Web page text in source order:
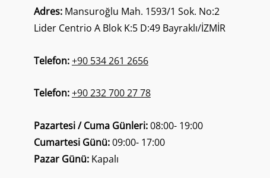
Adres:Mansuroğlu Mah. 1593/1 Sok. No:2
Lider Centrio A Blok K:5 D:49 Bayraklı/İZMİR
Telefon:+90 534 261 2656
Telefon:+90 232 700 27 78
Pazartesi / Cuma Günleri:08:00- 19:00
Cumartesi Günü:09:00- 17:00
Pazar Günü:Kapalı